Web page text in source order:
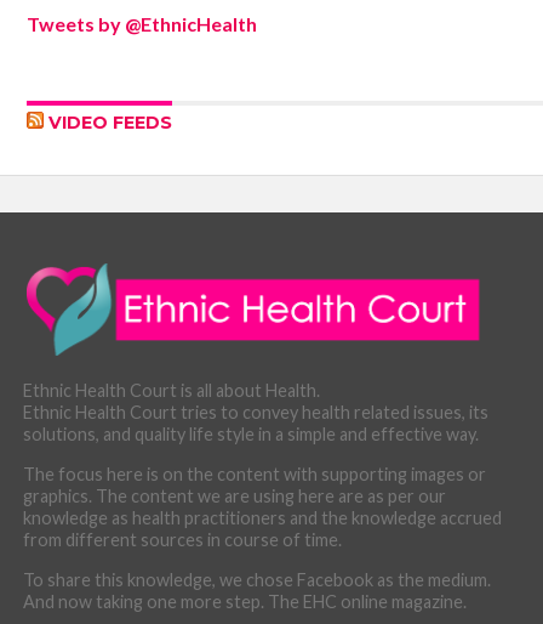
Tweets by @EthnicHealth
VIDEO FEEDS
Ethnic Health Court is all about Health.
Ethnic Health Court tries to convey health related issues, its
solutions, and quality life style in a simple and effective way.
The focus here is on the content with supporting images or
graphics. The content we are using here are as per our
knowledge as health practitioners and the knowledge accrued
from different sources in course of time.
To share this knowledge, we chose Facebook as the medium.
And now taking one more step. The EHC online magazine.